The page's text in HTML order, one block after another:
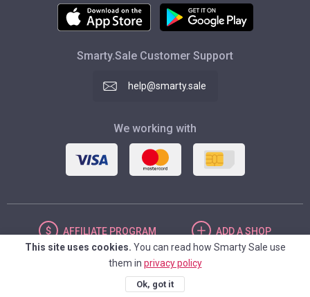
Smarty.Sale Customer Support
help@smarty.sale
We working with
AFFILIATE PROGRAM ADDA SHOP
UNITED STATES
This site uses cookies. You can read how Smarty Sale use
them in privacy policy
Ok, got it